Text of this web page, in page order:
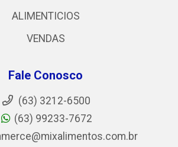
ALIMENTICIOS
VENDAS
Fale Conosco
(63) 3212-6500
(63) 99233-7672